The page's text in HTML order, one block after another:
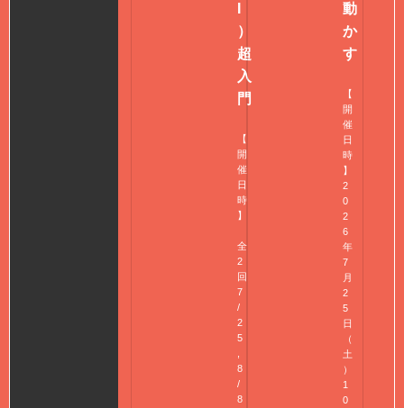
）
超
入
門
【
開
催
日
時
】
全
2
回
7
/
2
5
8
/
8
動
か
す
【
開
催
日
時
】
2
0
2
6
年
7
月
2
5
日
（
土
）
1
0